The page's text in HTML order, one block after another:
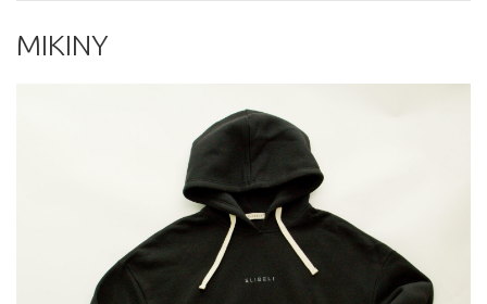
MIKINY